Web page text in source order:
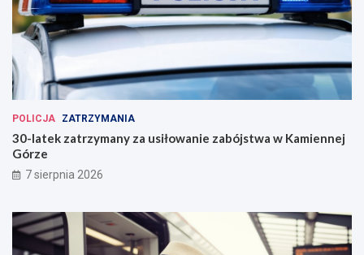
POLICJA ZATRZYMANIA
30-latek zatrzymany za usiłowanie zabójstwa w Kamiennej
Górze
7 sierpnia 2026